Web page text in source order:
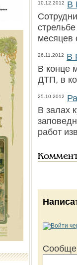
10.12.2012
В
месяцев
26.11.2012
В
В конце
ДТП, в
25.10.2012
В залах
работ